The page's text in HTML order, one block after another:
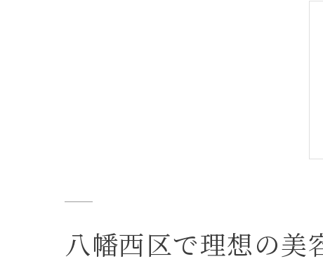
八幡西区で理想の美